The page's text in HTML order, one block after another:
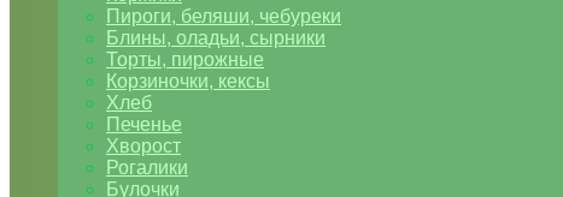
Пироги, беляши, чебуреки
Блины, оладьи, сырники
Торты, пирожные
Корзиночки, кексы
Хлеб
Печенье
Хворост
Рогалики
Булочки